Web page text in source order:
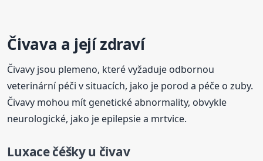
Čivava a její zdraví
Čivavy jsou plemeno, které vyžaduje odbornou
veterinární péči v situacích, jako je porod a péče o zuby.
Čivavy mohou mít genetické abnormality, obvykle
neurologické, jako je epilepsie a mrtvice.
Luxace čéšky u čivav